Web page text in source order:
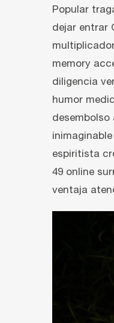
Popular
dejar entrar
memory
diligencia
humor
espiritista
49 online
ventaja